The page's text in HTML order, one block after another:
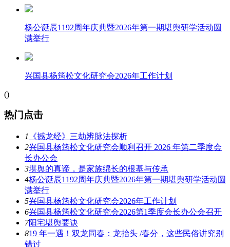
杨公诞辰1192周年庆典暨2026年第一期堪舆研学活动圆
满举行
兴国县杨筠松文化研究会2026年工作计划
()
热门点击
1
《撼龙经》三劫辨脉法探析
2兴国县杨筠松文化研究会顺利召开 2026 年第二季度会
长办公会
3堪舆的真谛，是家族绵长的根基与传承
4杨公诞辰1192周年庆典暨2026年第一期堪舆研学活动圆
满举行
5兴国县杨筠松文化研究会2026年工作计划
6兴国县杨筠松文化研究会2026第1季度会长办公会召开
7阳宅堪舆要诀
819 年一遇！双龙同春：龙抬头 /春分，这些民俗讲究别
错过